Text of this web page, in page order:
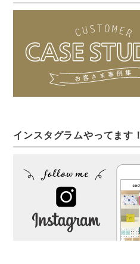
インスタグラムやってます！